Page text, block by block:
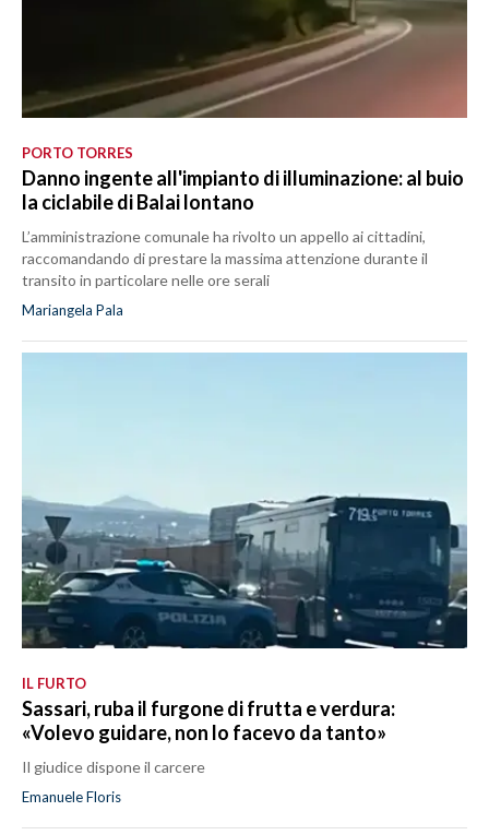
PORTO TORRES
Danno ingente all'impianto di illuminazione: al buio
la ciclabile di Balai lontano
L’amministrazione comunale ha rivolto un appello ai cittadini,
raccomandando di prestare la massima attenzione durante il
transito in particolare nelle ore serali
Mariangela Pala
IL FURTO
Sassari, ruba il furgone di frutta e verdura:
«Volevo guidare, non lo facevo da tanto»
Il giudice dispone il carcere
Emanuele Floris